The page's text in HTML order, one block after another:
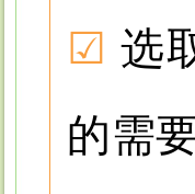
☑ 选
的需